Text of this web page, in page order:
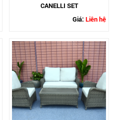
CANELLI SET
Giá:Liên hệ